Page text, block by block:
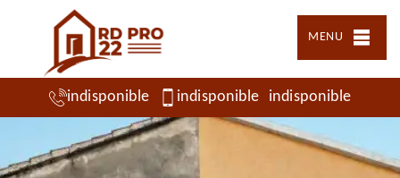
MENU
indisponible indisponible indisponible